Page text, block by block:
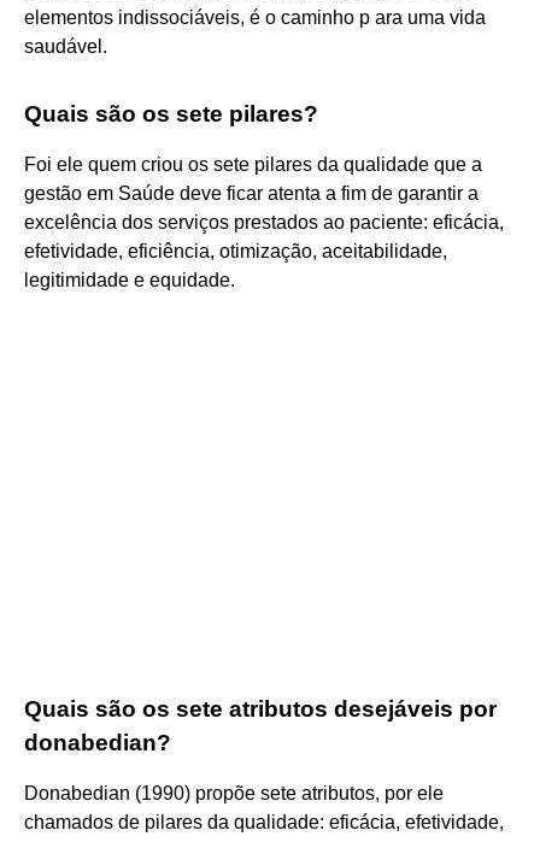
elementos indissociáveis, é o caminho p ara uma vida
saudável.
Quais são os sete pilares?
Foi ele quem criou os sete pilares da qualidade que a
gestão em Saúde deve ficar atenta a fim de garantir a
excelência dos serviços prestados ao paciente: eficácia,
efetividade, eficiência, otimização, aceitabilidade,
legitimidade e equidade.
Quais são os sete atributos desejáveis por
donabedian?
Donabedian (1990) propõe sete atributos, por ele
chamados de pilares da qualidade: eficácia, efetividade,